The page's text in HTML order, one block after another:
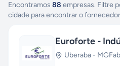
Encontramos 88 empresas. Filtre
cidade para encontrar o
Euroforte -
Uberaba - MG